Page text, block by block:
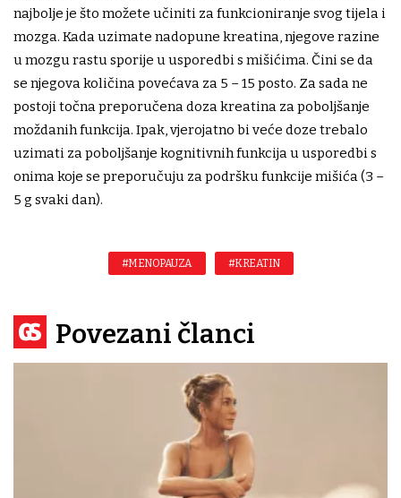
najbolje je što možete učiniti za funkcioniranje svog tijela i
mozga. Kada uzimate nadopune kreatina, njegove razine
u mozgu rastu sporije u usporedbi s mišićima. Čini se da
se njegova količina povećava za 5 – 15 posto. Za sada ne
postoji točna preporučena doza kreatina za poboljšanje
moždanih funkcija. Ipak, vjerojatno bi veće doze trebalo
uzimati za poboljšanje kognitivnih funkcija u usporedbi s
onima koje se preporučuju za podršku funkcije mišića (3 –
5 g svaki dan).
#MENOPAUZA #KREATIN
Povezani članci